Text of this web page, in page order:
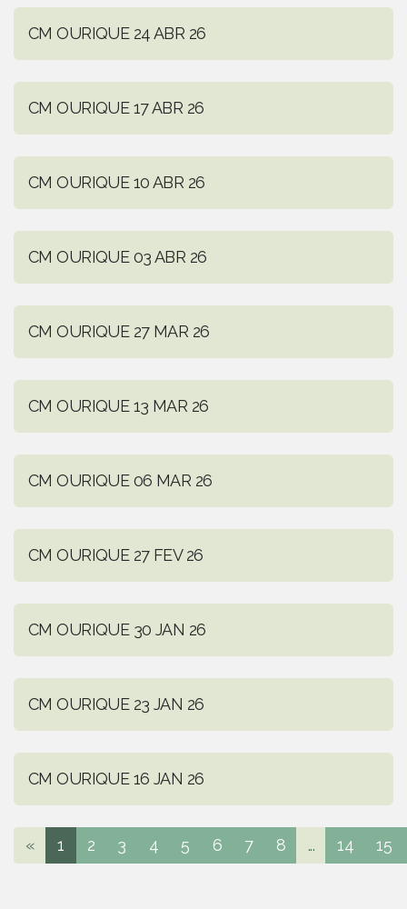
CM OURIQUE 24 ABR 26
CM OURIQUE 17 ABR 26
CM OURIQUE 10 ABR 26
CM OURIQUE 03 ABR 26
CM OURIQUE 27 MAR 26
CM OURIQUE 13 MAR 26
CM OURIQUE 06 MAR 26
CM OURIQUE 27 FEV 26
CM OURIQUE 30 JAN 26
CM OURIQUE 23 JAN 26
CM OURIQUE 16 JAN 26
« 1 2 3 4 5 6 7 8 ... 14 15